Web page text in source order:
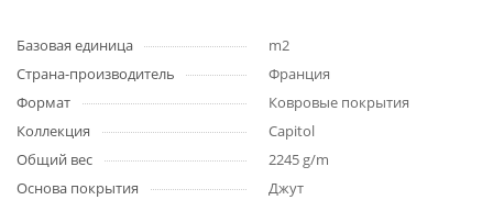
Базовая единица
m2
Страна-производитель
Франция
Формат
Ковровые покрытия
Коллекция
Capitol
Общий вес
2245 g/m
Основа покрытия
Джут